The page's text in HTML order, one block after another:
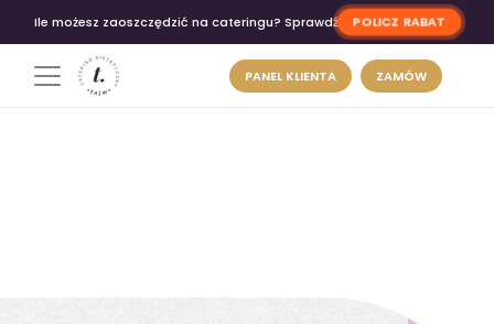
Ile możesz zaoszczędzić na cateringu? Sprawdź POLICZ RABAT
PANEL KLIENTA ZAMÓW